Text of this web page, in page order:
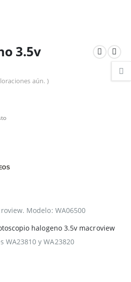
3.5v
aún. )
Modelo: WA06500
halogeno 3.5v macroview
WA23810 y WA23820